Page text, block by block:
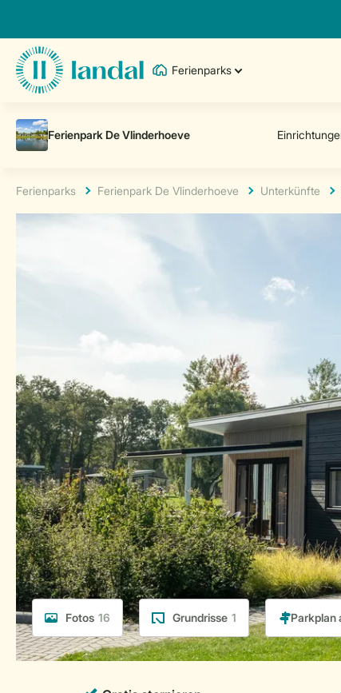
Ferienparks
Ferienparks Ferienpark De Vlinderhoeve Unterkünfte
Fotos 16 Grundrisse 1